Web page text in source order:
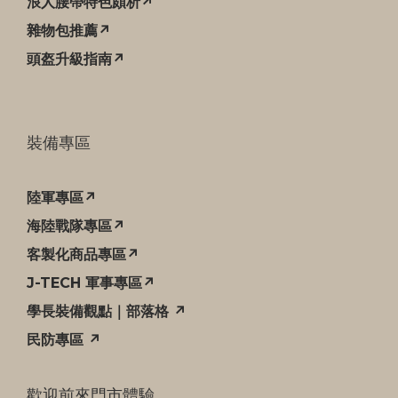
雜物包推薦↗
頭盔升級指南↗
裝備專區
陸軍專區↗
海陸戰隊專區↗
客製化商品專區↗
J-TECH 軍事專區↗
學長裝備觀點｜部落格 ↗
民防專區 ↗